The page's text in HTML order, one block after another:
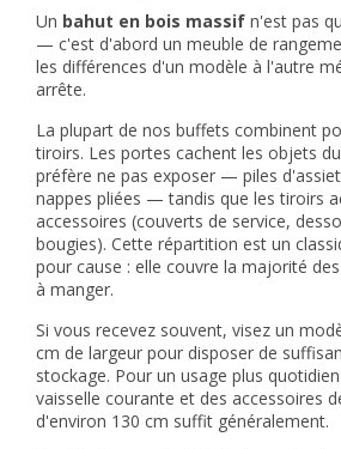
Un bahut en bois massif n'est pas
— c'est d'abord un meuble de
les différences d'un modèle à l'autre
arrête.
La plupart de nos buffets combinent
tiroirs. Les portes cachent les objets
préfère ne pas exposer — piles
nappes pliées — tandis que les tiroirs
accessoires (couverts de service,
bougies). Cette répartition est un
pour cause : elle couvre la majorité
à manger.
Si vous recevez souvent, visez un
cm de largeur pour disposer de
stockage. Pour un usage plus
vaisselle courante et des accessoires
d'environ 130 cm suffit généralement.